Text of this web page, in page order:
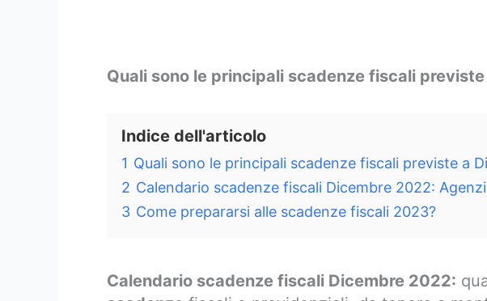
Quali sono le principali scadenze fiscali
Indice dell'articolo
1 Quali sono le principali scadenze fiscali previste a
2 Calendario scadenze fiscali Dicembre 2022:
3 Come prepararsi alle scadenze fiscali 2023?
Calendario scadenze fiscali Dicembre 2022: